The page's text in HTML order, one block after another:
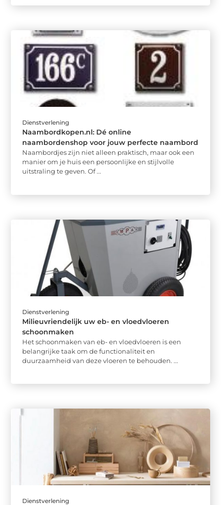
Dienstverlening
Naambordkopen.nl: Dé online
naambordenshop voor jouw perfecte naambord
Naambordjes zijn niet alleen praktisch, maar ook een
manier om je huis een persoonlijke en stijlvolle
uitstraling te geven. Of ...
Dienstverlening
Milieuvriendelijk uw eb- en vloedvloeren
schoonmaken
Het schoonmaken van eb- en vloedvloeren is een
belangrijke taak om de functionaliteit en
duurzaamheid van deze vloeren te behouden. ...
Dienstverlening